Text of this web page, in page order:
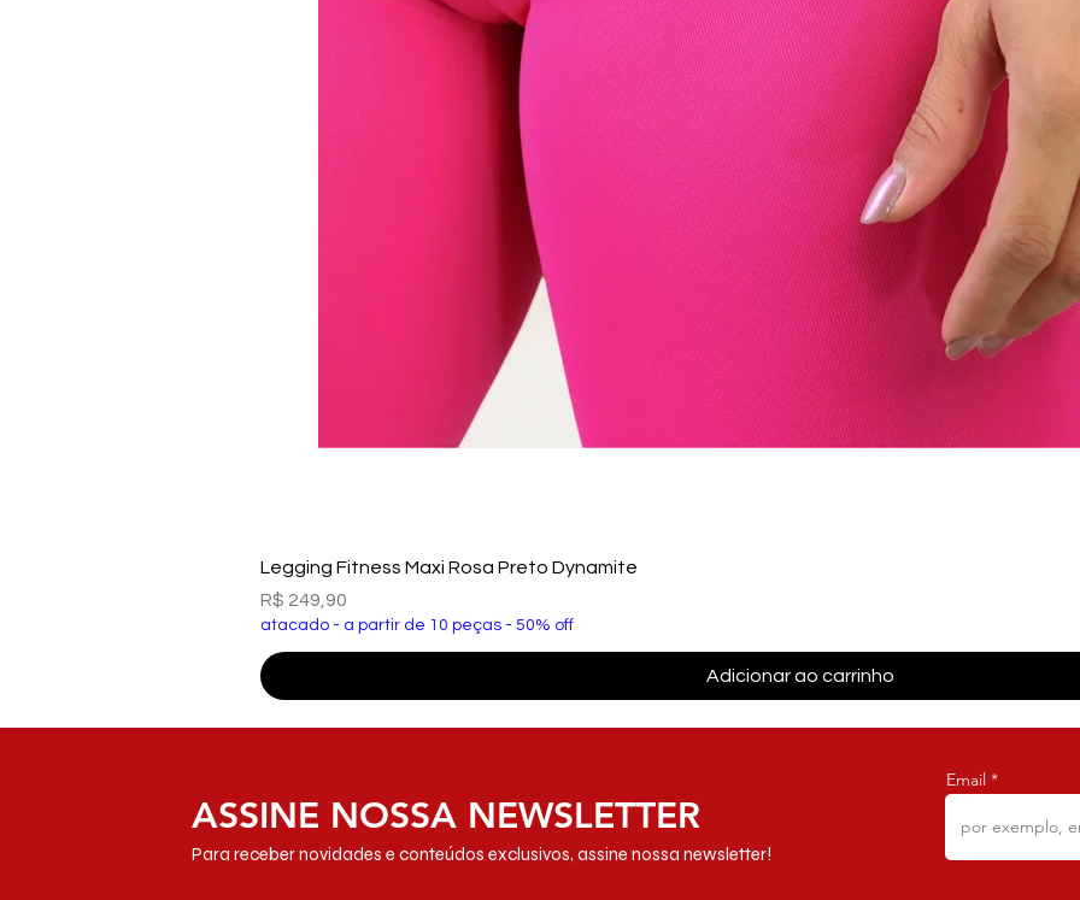
Legging Fitness Maxi Rosa Preto Dynamite
Preço
R$ 249,90
atacado - a partir de 10 peças - 50% off
Adicionar ao carrinho
ASSINE NOSSA NEWSLETTER
Para receber novidades e conteúdos exclusivos, assine nossa newsletter!
Email